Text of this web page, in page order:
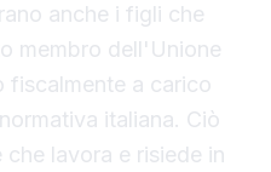
anche i figli che
membro dell'Unione
fiscalmente a carico
italiana. Ciò
lavora e risiede in